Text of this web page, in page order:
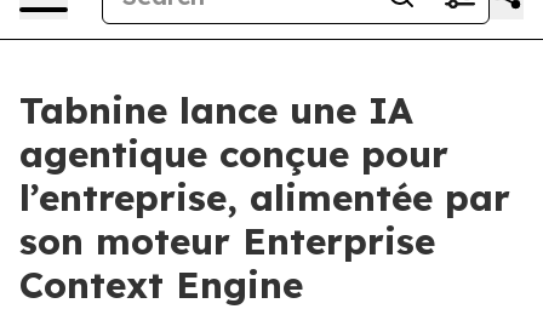
Tabnine lance une IA
agentique conçue pour
l’entreprise, alimentée par
son moteur Enterprise
Context Engine